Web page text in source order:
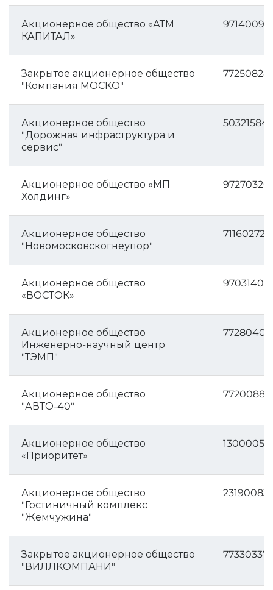
Акционерное общество «АТМ
КАПИТАЛ»
Закрытое акционерное общество
"Компания МОСКО"
Акционерное общество
"Дорожная инфраструктура и
сервис"
Акционерное общество «МП
Холдинг»
Акционерное общество
"Новомосковскогнеупор"
Акционерное общество
«ВОСТОК»
Акционерное общество
Инженерно-научный центр
"ТЭМП"
Акционерное общество
"АВТО-40"
Акционерное общество
«Приоритет»
Акционерное общество
"Гостиничный комплекс
"Жемчужина"
Закрытое акционерное общество
"ВИЛЛКОМПАНИ"